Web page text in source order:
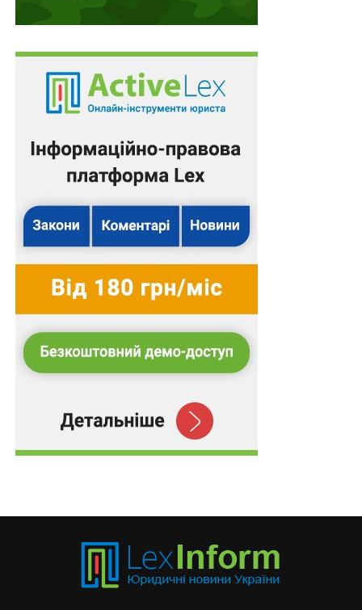
Схожі статті:
Набрали чинності закони про європейську
Франції на…
Пільга з ПДВ для оборонних товарів не
При визначенні строку на оскарження
податкового повідомлення-рішення під час
Особливості надання адміністративних послуг у
будівництві під час війни
Скасовано особливості оцінювання наглядових
рад держпідприємств в умовах війни
ПОСТАНОВА КМУ
Гуманітарну допомогу визнаватимуть за